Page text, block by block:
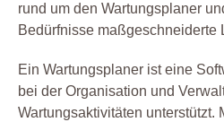
rund um den Wartungsplaner
Bedürfnisse maßgeschneiderte
Ein Wartungsplaner ist eine
bei der Organisation und
Wartungsaktivitäten unterstützt.